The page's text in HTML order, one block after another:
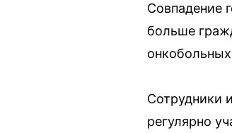
Совпадение
больше
Сотрудники
регулярно